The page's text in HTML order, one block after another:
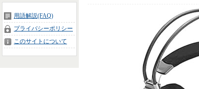
用語解説(FAQ)
プライバシーポリシー
このサイトについて